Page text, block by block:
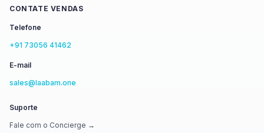
CONTATE VENDAS
Telefone
+91 73056 41462
E-mail
sales@laabam.one
Suporte
Fale com o Concierge →